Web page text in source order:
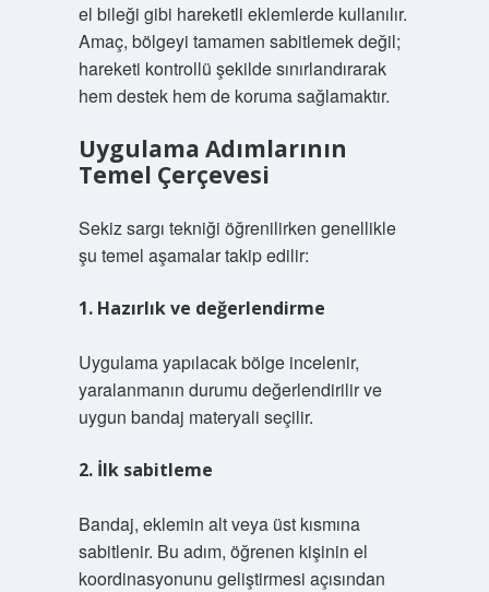
el bileği gibi hareketli eklemlerde kullanılır.
Amaç, bölgeyi tamamen sabitlemek değil;
hareketi kontrollü şekilde sınırlandırarak
hem destek hem de koruma sağlamaktır.
Uygulama Adımlarının
Temel Çerçevesi
Sekiz sargı tekniği öğrenilirken genellikle
şu temel aşamalar takip edilir:
1. Hazırlık ve değerlendirme
Uygulama yapılacak bölge incelenir,
yaralanmanın durumu değerlendirilir ve
uygun bandaj materyali seçilir.
2. İlk sabitleme
Bandaj, eklemin alt veya üst kısmına
sabitlenir. Bu adım, öğrenen kişinin el
koordinasyonunu geliştirmesi açısından